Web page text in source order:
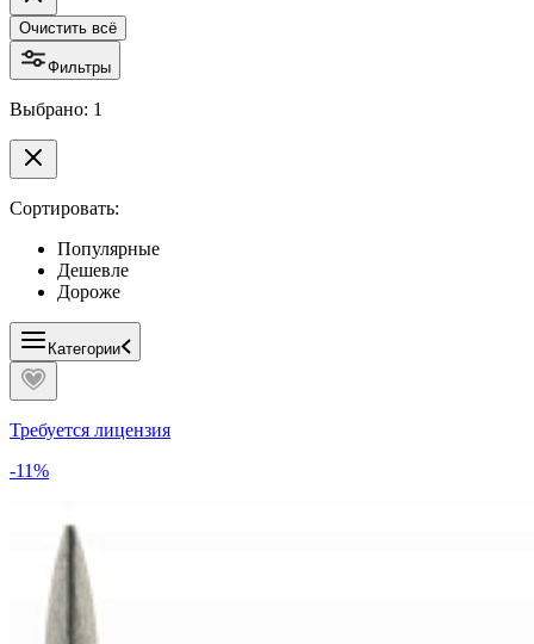
Очистить всё
Фильтры
Выбрано: 1
Сортировать:
Популярные
Дешевле
Дороже
Категории
Требуется лицензия
-11%